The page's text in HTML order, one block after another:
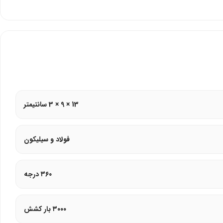
13 × 9 × 3 سانتیمتر
فولاد و سیلیکون
۳۶۰ درجه
۳۰۰۰ بار کشش